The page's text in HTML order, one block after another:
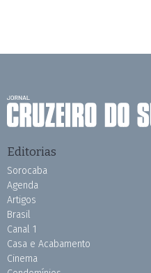
Editorias
Sorocaba
Agenda
Artigos
Brasil
Canal 1
Casa e Acabamento
Cinema